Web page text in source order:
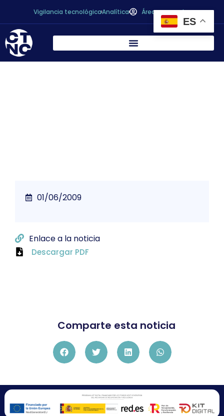
Vigilancia tecnológicaAnalítica Área personal
01/06/2009
Enlace a la noticia
Descargar PDF
Comparte esta noticia
ES